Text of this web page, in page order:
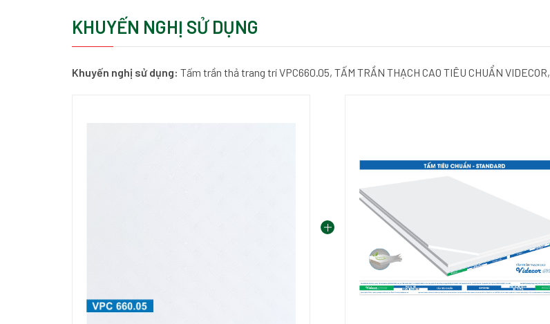
KHUYẾN NGHỊ SỬ DỤNG
Khuyến nghị sử dụng: Tấm trần thả trang trí VPC660.05, TẤM TRẦN THẠCH CAO TIÊU CHUẨN VIDECOR,